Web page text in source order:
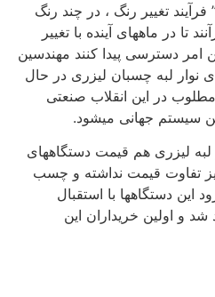
فرآیند تغییر رنگ ، در چند رنگ
تا در ماههای آینده با تغییر
امر دسترسی پیدا کنند مهندسین
نوار لبه چسبان لیزری در حال
در این انقلاب صنعتی
سیستم جهانی میشود.
لبه لیزری هم قیمت دستگاههای
تفاوت قیمت نداشته و چسب
دستگاهها با استقبال
و اولین خریداران این